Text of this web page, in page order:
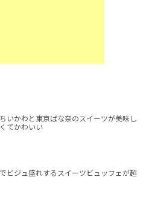
いかわと東京ばな奈のスイーツが美味し
てかわいい
ビジュ盛れするスイーツビュッフェが超